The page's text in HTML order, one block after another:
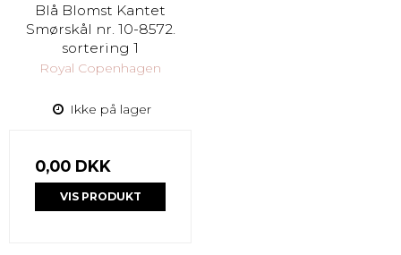
Blå Blomst Kantet
Smørskål nr. 10-8572.
sortering 1
Royal Copenhagen
Ikke på lager
0,00 DKK
VIS PRODUKT